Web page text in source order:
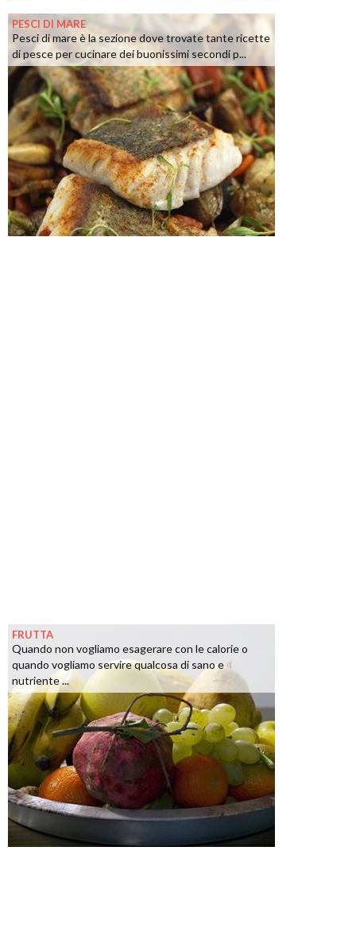
PESCI DI MARE
Pesci di mare è la sezione dove trovate tante ricette
di pesce per cucinare dei buonissimi secondi p...
FRUTTA
Quando non vogliamo esagerare con le calorie o
quando vogliamo servire qualcosa di sano e
nutriente ...